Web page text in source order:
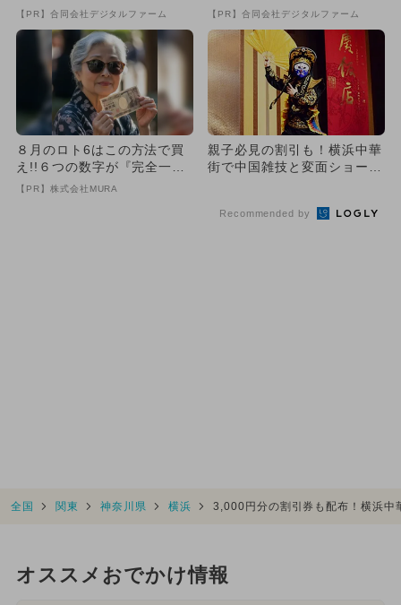
法とは
【PR】合同会社デジタルファーム 【PR】合同会社デジタルファーム
８月のロト6はこの方法で買
え!!６つの数字が『完全一
致』する方法
【PR】株式会社MURA
親子必見の割引も！横浜中華
街で中国雑技と変面ショーが
Recommended by
全国 関東 神奈川県 横浜 3,000円分の割引券も配布！横浜中
オススメおでかけ情報